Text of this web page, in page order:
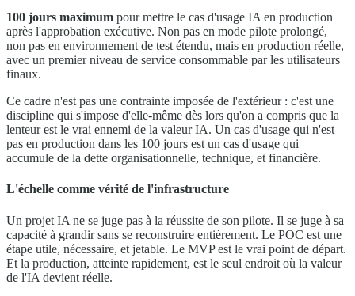
100 jours maximum pour mettre le cas d'usage IA en production
après l'approbation exécutive. Non pas en mode pilote prolongé,
non pas en environnement de test étendu, mais en production réelle,
avec un premier niveau de service consommable par les utilisateurs
finaux.
Ce cadre n'est pas une contrainte imposée de l'extérieur : c'est une
discipline qui s'impose d'elle-même dès lors qu'on a compris que la
lenteur est le vrai ennemi de la valeur IA. Un cas d'usage qui n'est
pas en production dans les 100 jours est un cas d'usage qui
accumule de la dette organisationnelle, technique, et financière.
L'échelle comme vérité de l'infrastructure
Un projet IA ne se juge pas à la réussite de son pilote. Il se juge à sa
capacité à grandir sans se reconstruire entièrement. Le POC est une
étape utile, nécessaire, et jetable. Le MVP est le vrai point de départ.
Et la production, atteinte rapidement, est le seul endroit où la valeur
de l'IA devient réelle.